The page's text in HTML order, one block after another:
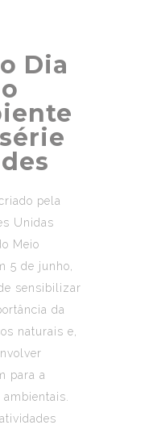
Dia
pela
Unidas
Meio
5 de junho,
sensibilizar
da
naturais e,
para a